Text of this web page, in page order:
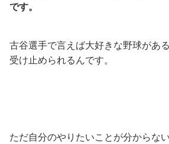
です。
古谷選手で言えば大好きな野球があ
受け止められるんです。
ただ自分のやりたいことが分からな